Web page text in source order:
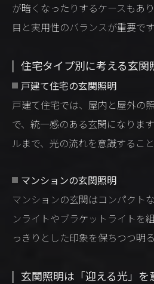
が暗くなったりするケースもあ
目と実用性のバランスが重要です
住宅タイプ別に考える玄関
戸建て住宅の玄関照明
戸建て住宅では、屋内と屋外の
で、統一感のある玄関になりま
ルまで、光の流れを意識するこ
マンションの玄関照明
マンションの玄関はコンパクト
ンライトやブラケットライトを
っきりとした印象を保ちつつ明
玄関照明は「迎える光」を